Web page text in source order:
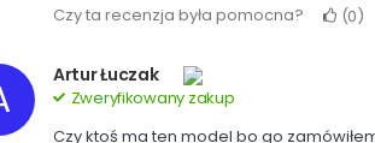
Czy ta recenzja była pomocna?
0
Artur Łuczak
Zweryfikowany zakup
Czy ktoś ma ten model bo go